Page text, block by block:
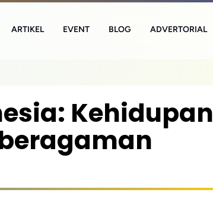
ARTIKEL EVENT BLOG ADVERTORIAL
Kehidupan